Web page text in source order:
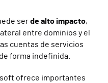
serde alto impacto,
entre dominios y el
cuentas de servicios
forma indefinida.
ofrece importantes